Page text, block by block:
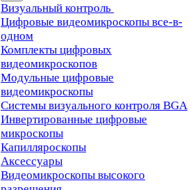
Визуальный контроль
Цифровые видеомикроскопы все-в-
одном
Комплекты цифровых
видеомикроскопов
Модульные цифровые
видеомикроскопы
Cистемы визуального контроля BGA
Инвертированные цифровые
микроскопы
Капилляроскопы
Аксессуары
Видеомикроскопы высокого